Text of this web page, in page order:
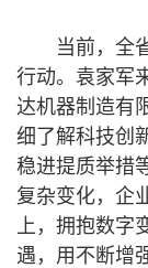
当前，全
行动。袁家军
达机器制造有
细了解科技创
稳进提质举措
复杂变化，企
上，拥抱数
遇，用不断增